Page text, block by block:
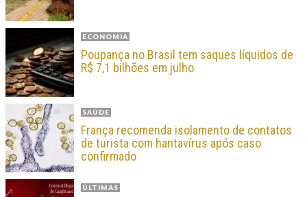
ECONOMIA
Poupança no Brasil tem saques líquidos de
R$ 7,1 bilhões em julho
SAÚDE
França recomenda isolamento de contatos
de turista com hantavírus após caso
confirmado
ÚLTIMAS